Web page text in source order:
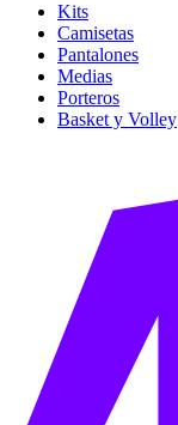
Kits
Camisetas
Pantalones
Medias
Porteros
Basket y Volley